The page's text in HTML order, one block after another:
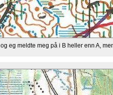
eg meldte meg på i B heller enn A,